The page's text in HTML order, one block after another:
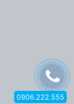
0906.222.555